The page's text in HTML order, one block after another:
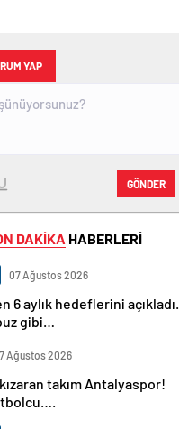
YAP
GÖNDER
DAKİKA HABERLERİ
07 Ağustos 2026
6 aylık hedeflerini açıkladı.
gibi…
Ağustos 2026
takım Antalyaspor!